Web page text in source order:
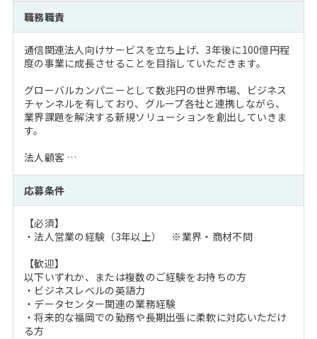
職務職責
通信関連法人向けサービスを立ち上げ、3年後に100億円程
度の事業に成長させることを目指していただきます。
グローバルカンパニーとして数兆円の世界市場、ビジネス
チャンネルを有しており、グループ各社と連携しながら、
業界課題を解決する新規ソリューションを創出していきま
す。
法人顧客 …
応募条件
【必須】
・法人営業の経験（3年以上） ※業界・商材不問
【歓迎】
以下いずれか、または複数のご経験をお持ちの方
・ビジネスレベルの英語力
・データセンター関連の業務経験
・将来的な福岡での勤務や長期出張に柔軟に対応いただけ
る方